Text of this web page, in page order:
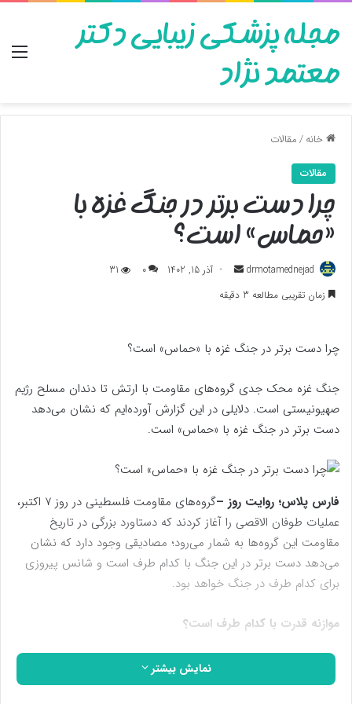
مجله پزشکی زیبایی دکتر
معتمد نژاد
خانه/مقالات
مقالات
چرا دست برتر در جنگ غزه با
«حماس» است؟
drmotamednejad
ارسال
به
آذر 15, 1402 0
31
زمان تقریبی مطالعه 3 دقیقه
چرا دست برتر در جنگ غزه با «حماس» است؟
جنگ غزه محک جدی گروه‌های مقاومت با ارتش تا دندان مسلح رژیم
صهیونیستی است. دلایلی در این گزارش آورده‌ایم که نشان می‌دهد
دست برتر در جنگ غزه با «حماس» است.
فارس پلاس؛ روایت روز –
گروه‌های مقاومت فلسطینی در روز ۷ اکتبر،
عملیات طوفان الاقصی را آغاز کردند که دستاورد بزرگی در تاریخ
مقاومت این گروه‌ها به شمار می‌رود؛ مصادیقی وجود دارد که نشان
می‌دهد دست برتر در این جنگ با کدام طرف است و شانس پیروزی
برای کدام طرف در جنگ خواهد بود.
موازنه قدرت با کدام طرف است؟
داشتن سلاح و ادوات جنگی بروز و پیشرفته حتما یکی از ابزارهای مهم
در جنگ محسوب می شود ولی هیچ وقت تعیین کننده پیروزی در
نمایش بیشتر